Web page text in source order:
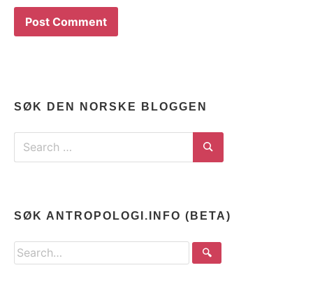
SØK DEN NORSKE BLOGGEN
Search
Search
SØK ANTROPOLOGI.INFO (BETA)
Search
the
🔍